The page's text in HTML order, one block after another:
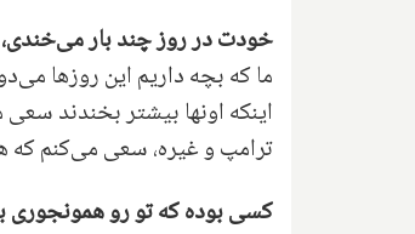
خودت در روز چند بار
ما که بچه داریم این روزها
اینکه اونها بیشتر بخندند
ترامپ و غیره، سعی می‌کنم که هر شب یه ۵ دقیقه یا ۱۰ دقیقه اون رو نگاه
کسی بوده که تو رو همونجوری